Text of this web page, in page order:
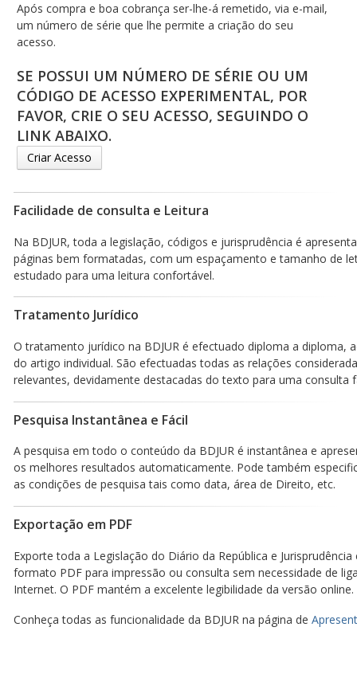
Após compra e boa cobrança ser-lhe-á remetido, via e-mail,
um número de série que lhe permite a criação do seu
acesso.
SE POSSUI UM NÚMERO DE SÉRIE OU UM
CÓDIGO DE ACESSO EXPERIMENTAL, POR
FAVOR, CRIE O SEU ACESSO, SEGUINDO O
LINK ABAIXO.
Criar Acesso
Facilidade de consulta e Leitura
Na BDJUR, toda a legislação, códigos e jurisprudência é
páginas bem formatadas, com um espaçamento e tamanho de
estudado para uma leitura confortável.
Tratamento Jurídico
O tratamento jurídico na BDJUR é efectuado diploma a diploma,
do artigo individual. São efectuadas todas as relações
relevantes, devidamente destacadas do texto para uma consulta
Pesquisa Instantânea e Fácil
A pesquisa em todo o conteúdo da BDJUR é instantânea e
os melhores resultados automaticamente. Pode também
as condições de pesquisa tais como data, área de Direito, etc.
Exportação em PDF
Exporte toda a Legislação do Diário da República e Jurisprudência
formato PDF para impressão ou consulta sem necessidade de
Internet. O PDF mantém a excelente legibilidade da versão online.
Conheça todas as funcionalidade da BDJUR na página de